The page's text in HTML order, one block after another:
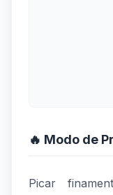
🔥 Modo de
Picar